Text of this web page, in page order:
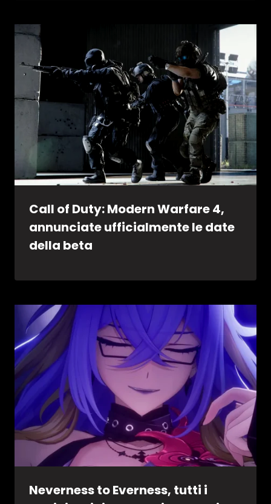
Call of Duty: Modern Warfare 4,
annunciate ufficialmente le date
della beta
Neverness to Everness, tutti i